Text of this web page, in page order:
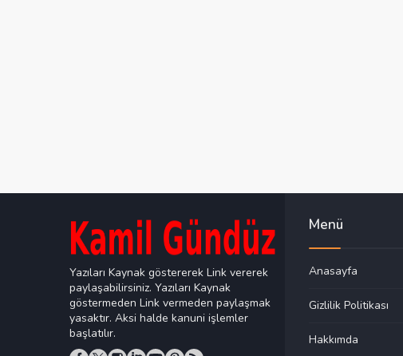
Yazıları Kaynak göstererek Link vererek
paylaşabilirsiniz. Yazıları Kaynak
göstermeden Link vermeden paylaşmak
yasaktır. Aksi halde kanuni işlemler
başlatılır.
Menü
Anasayfa
Gizlilik Politikası
Hakkımda